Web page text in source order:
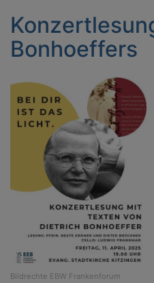
Bonhoeffers
Bildrechte EBW Frankenforum